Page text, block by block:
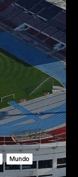
Mundo